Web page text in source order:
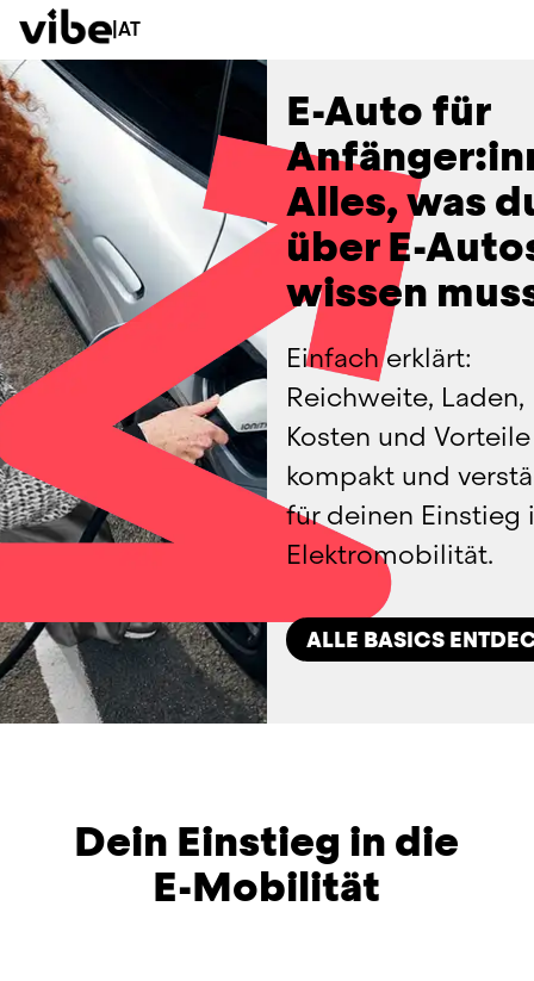
| AT
E-Auto für
Alles, was
überE-
wissen
Einfach erklärt:
Reichweite, Laden,
Kosten und Vorteile
kompakt und
für deinen Einstieg
Elektromobilität.
ALLE BASICS
Dein Einstieg in die
E-Mobilität